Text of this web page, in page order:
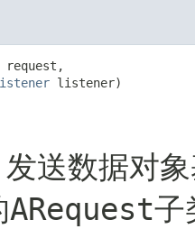
request,
listener)
送数据对
ARequest